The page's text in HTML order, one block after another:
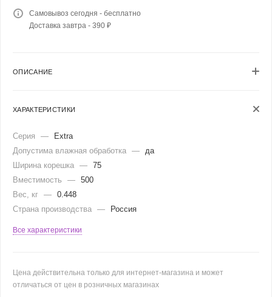
Самовывоз сегодня - бесплатно
Доставка завтра - 390 ₽
ОПИСАНИЕ
ХАРАКТЕРИСТИКИ
Серия —
Extra
Допустима влажная обработка —
да
Ширина корешка — 75
Вместимость
— 500
Вес, кг — 0.448
Страна производства — Россия
Все характеристики
Цена действительна только для интернет-магазина и может
отличаться от цен в розничных магазинах